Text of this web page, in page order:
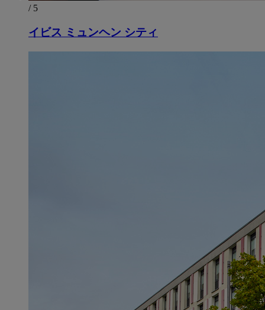
/ 5
イビス ミュンヘン シティ